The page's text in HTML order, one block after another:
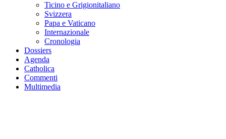
Ticino e Grigionitaliano
Svizzera
Papa e Vaticano
Internazionale
Cronologia
Dossiers
Agenda
Catholica
Commenti
Multimedia